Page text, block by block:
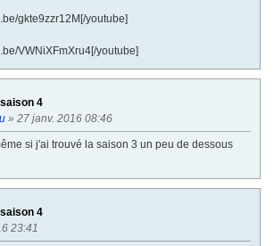
gkte9zzr12M[/youtube]
VWNiXFmXru4[/youtube]
4
» 27 janv. 2016 08:46
si j'ai trouvé la saison 3 un peu de dessous
4
23:41